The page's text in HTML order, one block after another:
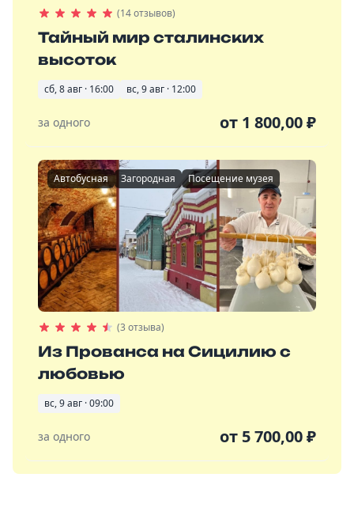
(14 отзывов)
Тайный мир сталинских
высоток
сб, 8 авг · 16:00 вс, 9 авг · 12:00
за одного от 1 800,00₽
Автобусная Загородная Посещение музея
(3 отзыва)
Из Прованса на Сицилию с
любовью
вс, 9 авг · 09:00
за одного от 5 700,00₽